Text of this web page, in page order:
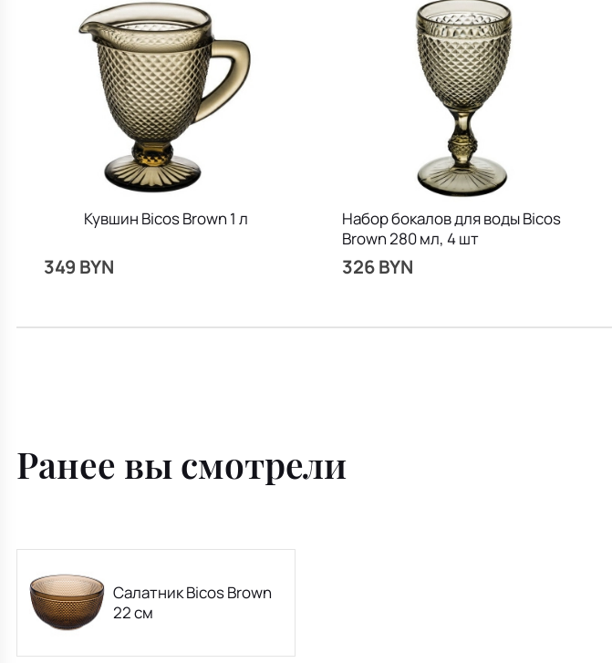
Кувшин Bicos Brown 1 л
349 BYN
Набор бокалов для воды Bicos
Brown 280 мл, 4 шт
326 BYN
Ранее вы смотрели
Салатник Bicos Brown
22 см